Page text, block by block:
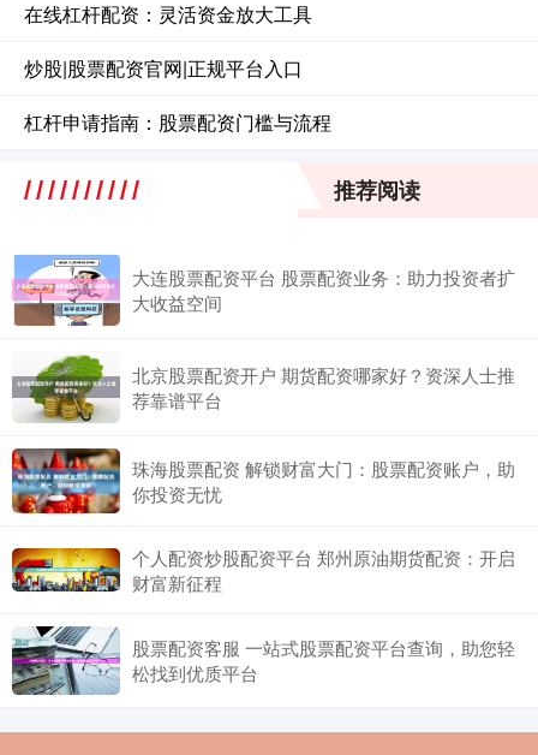
在线杠杆配资：灵活资金放大工具
炒股|股票配资官网|正规平台入口
杠杆申请指南：股票配资门槛与流程
推荐阅读
大连股票配资平台 股票配资业务：助力投资者扩
大收益空间
北京股票配资开户 期货配资哪家好？资深人士推
荐靠谱平台
珠海股票配资 解锁财富大门：股票配资账户，助
你投资无忧
个人配资炒股配资平台 郑州原油期货配资：开启
财富新征程
股票配资客服 一站式股票配资平台查询，助您轻
松找到优质平台